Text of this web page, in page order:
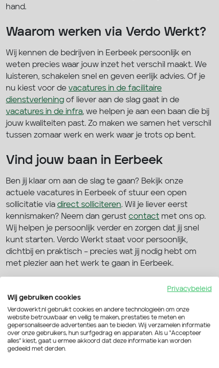
hand.
Waarom werken via Verdo Werkt?
Wij kennen de bedrijven in Eerbeek persoonlijk en
weten precies waar jouw inzet het verschil maakt. We
luisteren, schakelen snel en geven eerlijk advies. Of je
nu kiest voor de vacatures in de facilitaire
dienstverlening of liever aan de slag gaat in de
vacatures in de infra, we helpen je aan een baan die bij
jouw kwaliteiten past. Zo maken we samen het verschil
tussen zomaar werk en werk waar je trots op bent.
Vind jouw baan in Eerbeek
Ben jij klaar om aan de slag te gaan? Bekijk onze
actuele vacatures in Eerbeek of stuur een open
sollicitatie via direct solliciteren. Wil je liever eerst
kennismaken? Neem dan gerust contact met ons op.
Wij helpen je persoonlijk verder en zorgen dat jij snel
kunt starten. Verdo Werkt staat voor persoonlijk,
dichtbij en praktisch – precies wat jij nodig hebt om
met plezier aan het werk te gaan in Eerbeek.
Persoonlijk
Privacybeleid
Wij gebruiken cookies
Verdowerkt.nl gebruikt cookies en andere technologieën om onze
website betrouwbaar en veilig te maken, prestaties te meten en
gepersonaliseerde advertenties aan te bieden. Wij verzamelen informatie
over onze gebruikers, hun surfgedrag en apparaten. Als u “Accepteer
alles” kiest, gaat u ermee akkoord dat deze informatie kan worden
gedeeld met derden.